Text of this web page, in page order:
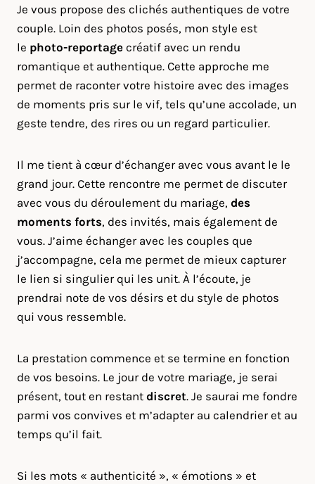
Je vous propose des clichés authentiques de votre
couple. Loin des photos posés, mon style est
le photo-reportage créatif avec un rendu
romantique et authentique. Cette approche me
permet de raconter votre histoire avec des images
de moments pris sur le vif, tels qu’une accolade, un
geste tendre, des rires ou un regard particulier.
Il me tient à cœur d’échanger avec vous avant le le
grand jour. Cette rencontre me permet de discuter
avec vous du déroulement du mariage, des
moments forts, des invités, mais également de
vous. J’aime échanger avec les couples que
j’accompagne, cela me permet de mieux capturer
le lien si singulier qui les unit. À l’écoute, je
prendrai note de vos désirs et du style de photos
qui vous ressemble.
La prestation commence et se termine en fonction
de vos besoins. Le jour de votre mariage, je serai
présent, tout en restant discret. Je saurai me fondre
parmi vos convives et m’adapter au calendrier et au
temps qu’il fait.
Si les mots « authenticité », « émotions » et